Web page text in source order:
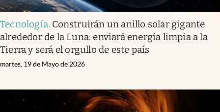
Tecnología. Construirán un anillo solar gigante
alrededor de la Luna: enviará energía limpia a la
Tierra y será el orgullo de este país
martes, 19 de Mayo de 2026